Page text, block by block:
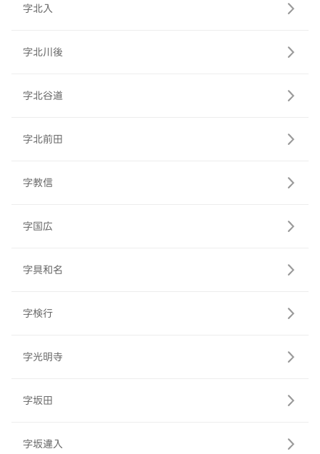
字北入
字北川後
字北谷道
字北前田
字教信
字国広
字具和名
字検行
字光明寺
字坂田
字坂違入